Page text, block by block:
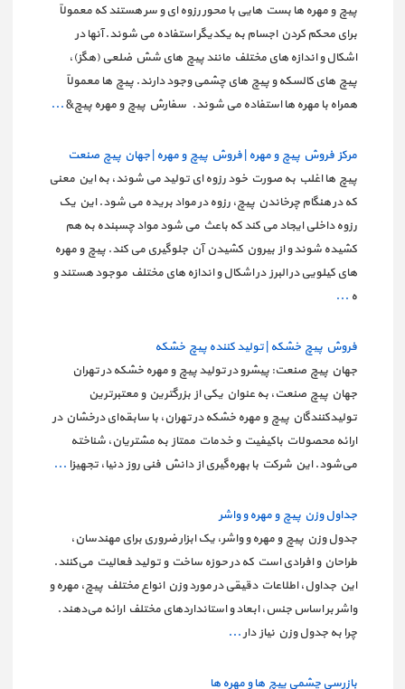
پیچ و مهره ها بست هایی با محور رزوه ای و سر هستند که معمولاً
برای محکم کردن اجسام به یکدیگر استفاده می شوند. آنها در
اشکال و اندازه های مختلف مانند پیچ های شش ضلعی (هگز)،
پیچ های کالسکه و پیچ های چشمی وجود دارند. پیچ ها معمولاً
همراه با مهره ها استفاده می شوند. سفارش پیچ و مهره پیچ&...
مرکز فروش پیچ و مهره | فروش پیچ و مهره | جهان پیچ صنعت
پیچ ها اغلب به صورت خود رزوه ای تولید می شوند، به این معنی
که در هنگام چرخاندن پیچ، رزوه در مواد بریده می شود. این یک
رزوه داخلی ایجاد می کند که باعث می شود مواد چسبنده به هم
کشیده شوند و از بیرون کشیدن آن جلوگیری می کند. پیچ و مهره
های کیلویی در البرز در اشکال و اندازه های مختلف موجود هستند و
ه ...
فروش پیچ خشکه | تولید کننده پیچ خشکه
جهان پیچ صنعت: پیشرو در تولید پیچ و مهره خشکه در تهران
جهان پیچ صنعت، به عنوان یکی از بزرگترین و معتبرترین
تولیدکنندگان پیچ و مهره خشکه در تهران، با سابقه‌ای درخشان در
ارائه محصولات باکیفیت و خدمات ممتاز به مشتریان، شناخته
می‌شود. این شرکت با بهره‌گیری از دانش فنی روز دنیا، تجهیزا ...
جداول وزن پیچ و مهره و واشر
جدول وزن پیچ و مهره و واشر، یک ابزار ضروری برای مهندسان،
طراحان و افرادی است که در حوزه ساخت و تولید فعالیت می‌کنند.
این جداول، اطلاعات دقیقی در مورد وزن انواع مختلف پیچ، مهره و
واشر بر اساس جنس، ابعاد و استانداردهای مختلف ارائه می‌دهند.
چرا به جدول وزن نیاز دار...
بازرسی چشمی پیچ ها و مهره ها